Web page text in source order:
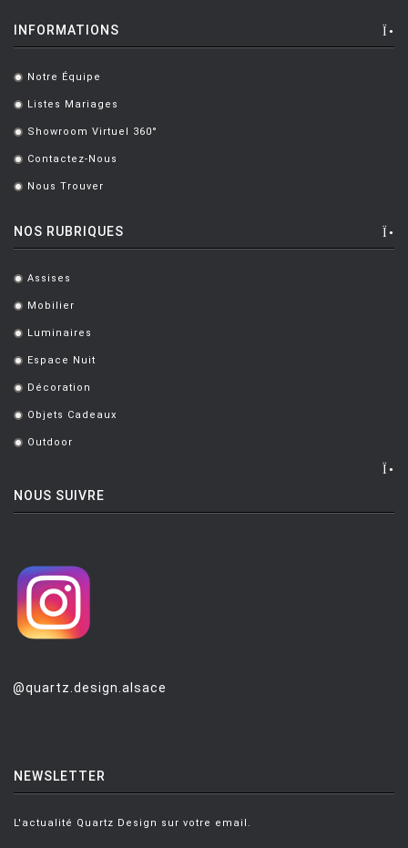
INFORMATIONS
. Notre Équipe
. Listes Mariages
. Showroom Virtuel 360°
. Contactez-Nous
. Nous Trouver
NOS RUBRIQUES
. Assises
. Mobilier
. Luminaires
. Espace Nuit
. Décoration
. Objets Cadeaux
. Outdoor
NOUS SUIVRE
@quartz.design.alsace
NEWSLETTER
L'actualité Quartz Design sur votre email.